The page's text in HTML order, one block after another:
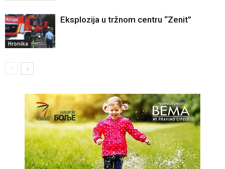
Hronika
Eksplozija u tržnom centru “Zenit”